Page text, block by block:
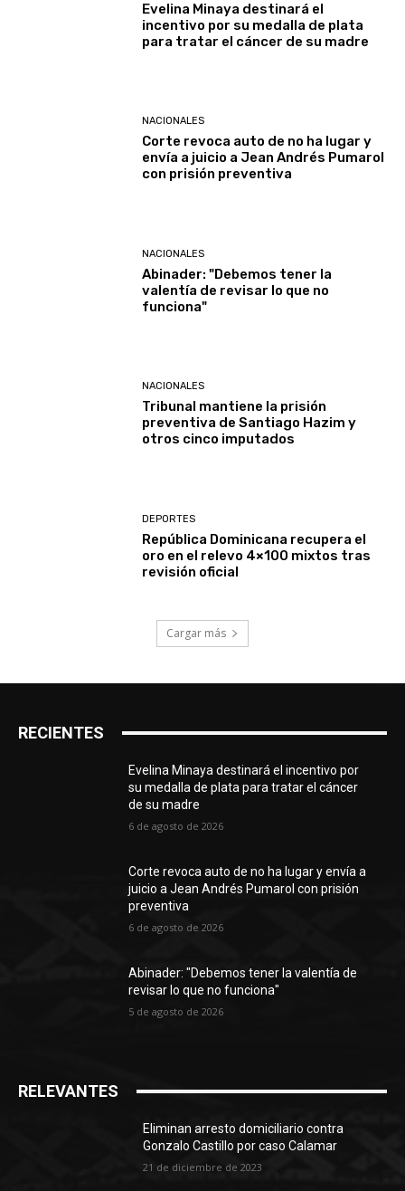
Evelina Minaya destinará el
incentivo por su medalla de plata
para tratar el cáncer de su madre
NACIONALES
Corte revoca auto de no ha lugar y
envía a juicio a Jean Andrés Pumarol
con prisión preventiva
NACIONALES
Abinader: "Debemos tener la
valentía de revisar lo que no
funciona"
NACIONALES
Tribunal mantiene la prisión
preventiva de Santiago Hazim y
otros cinco imputados
DEPORTES
República Dominicana recupera el
oro en el relevo 4×100 mixtos tras
revisión oficial
Cargar más
RECIENTES
Evelina Minaya destinará el incentivo por
su medalla de plata para tratar el cáncer
de su madre
6 de agosto de 2026
Corte revoca auto de no ha lugar y envía a
juicio a Jean Andrés Pumarol con prisión
preventiva
6 de agosto de 2026
Abinader: "Debemos tener la valentía de
revisar lo que no funciona"
5 de agosto de 2026
RELEVANTES
Eliminan arresto domiciliario contra
Gonzalo Castillo por caso Calamar
21 de diciembre de 2023